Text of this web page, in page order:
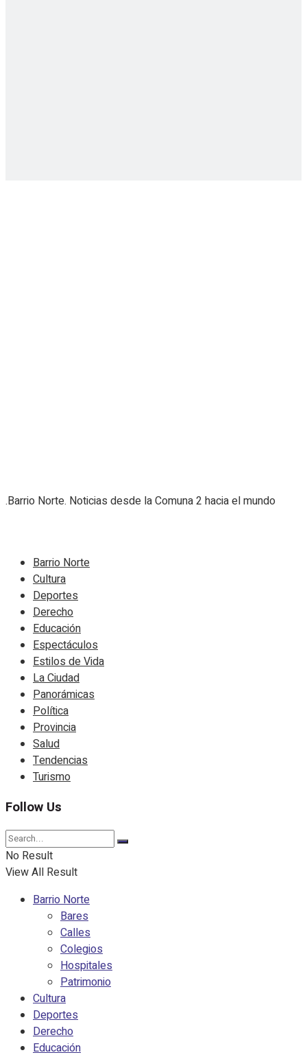
.Barrio Norte. Noticias desde la Comuna 2 hacia el mundo
Barrio Norte
Cultura
Deportes
Derecho
Educación
Espectáculos
Estilos de Vida
La Ciudad
Panorámicas
Política
Provincia
Salud
Tendencias
Turismo
Follow Us
No Result
View All Result
Barrio Norte
Bares
Calles
Colegios
Hospitales
Patrimonio
Cultura
Deportes
Derecho
Educación